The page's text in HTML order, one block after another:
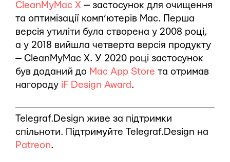
CleanMyMac X — застосунок для очищення
та оптимізації комп’ютерів Mac. Перша
версія утиліти була створена у 2008 році,
а у 2018 вийшла четверта версія продукту
— CleanMyMac X. У 2020 році застосунок
був доданий до Mac App Store та отримав
нагороду iF Design Award.
Telegraf.Design живе за підтримки
спільноти. Підтримуйте Telegraf.Design на
Patreon.